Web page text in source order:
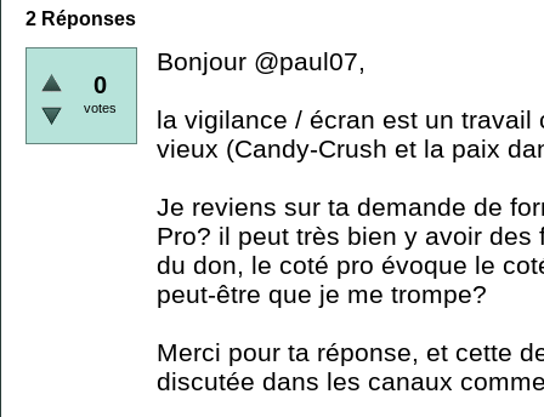
2 Réponses
0
votes
Bonjour @paul07,
la vigilance / écran est un travail
vieux (Candy-Crush et la paix
Je reviens sur ta demande de
Pro? il peut très bien y avoir
du don, le coté pro évoque le
peut-être que je me trompe?
Merci pour ta réponse, et cette
discutée dans les canaux